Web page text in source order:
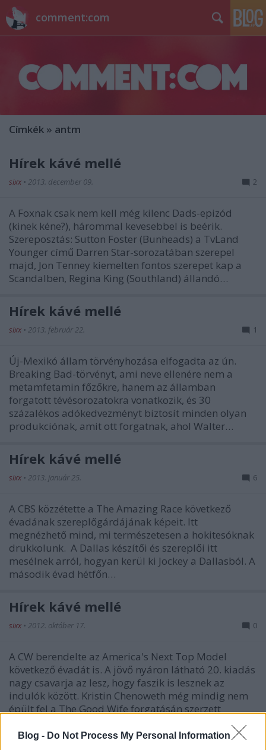
Blog - Do Not Process My Personal Information
comment:com
Címkék » antm
Hírek kávé mellé
sixx • 2013. december 09. 2
A Foxnak csak nem kell még kilenc Dads-epizód
(kinek kéne?), hárommal kevesebbel is beérik.
Szereposztás: Sutton Foster (Bunheads) a TvLand
Younger című Darren Star-sorozatában szerepel
majd, Jon Tenney kiemelten fontos szerepet kap a
Scandalben, Regina King (Southland) állandó…
Hírek kávé mellé
sixx • 2013. február 22. 1
Új-Mexikó állam törvényhozása elfogadta az ún.
Breaking Bad-törvényt, ami neve ellenére nem a
metamfetamin főzőkre, hanem az államban
forgatott tévésorozatokra vonatkozik, és 30
százalékos adókedvezményt biztosít minden olyan
produkciónak, amit ott forgatnak, ahol Walter…
Hírek kávé mellé
sixx • 2013. január 25. 6
A CBS közzétette a The Amazing Race következő
évadának szereplőgárdájának képeit. Itt
megnézhető mind, mi természetesen a hokitesóknak
drukkolunk. A Dallas készítői és szereplői itt
mesélnek arról, hogyan kerül ki Jockey a Dallasból. A
második évad hétfőn…
Hírek kávé mellé
sixx • 2012. október 17. 0
A CW berendelte az America's Next Top Model
következő évadát is. A jövő nyáron látható 20. kiadás
nagy csavarja az lesz, hogy faszik is lesznek az
indulók között. Kristin Chenoweth még mindig nem
épült fel a The Good Wife forgatásán szerzett